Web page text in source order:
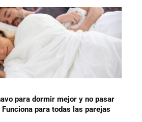
para dormir mejor y no pasar
para todas las parejas